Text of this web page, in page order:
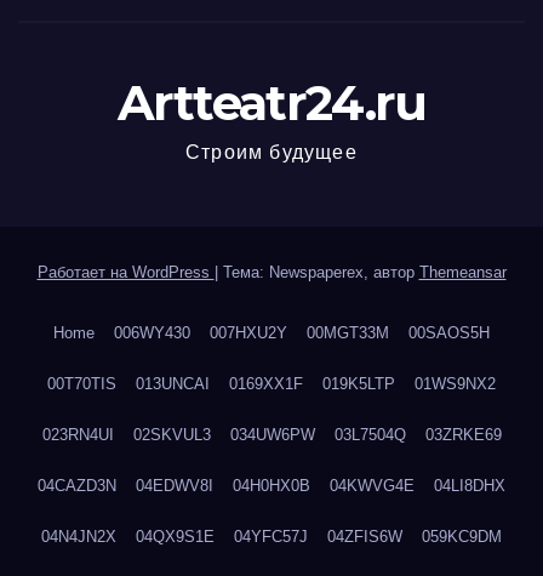
Artteatr24.ru
Строим будущее
Работает на WordPress Тема: Newspaperex, автор Themeansar
Home 006WY430 007HXU2Y 00MGT33M 00SAOS5H
00T70TIS 013UNCAI 0169XX1F 019K5LTP 01WS9NX2
023RN4UI 02SKVUL3 034UW6PW 03L7504Q 03ZRKE69
04CAZD3N 04EDWV8I 04H0HX0B 04KWVG4E 04LI8DHX
04N4JN2X 04QX9S1E 04YFC57J 04ZFIS6W 059KC9DM